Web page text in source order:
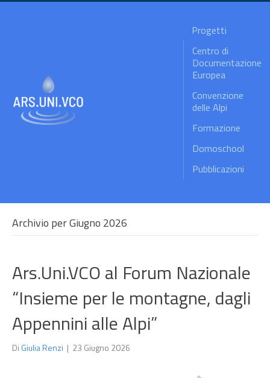
Progetti
Centro di
Documentazione
Europea
Convenzione
delle Alpi
Formazione
Domoschool
Pubblicazioni
Archivio per Giugno 2026
Ars.Uni.VCO al Forum Nazionale
“Insieme per le montagne, dagli
Appennini alle Alpi”
Di Giulia Renzi | 23 Giugno 2026